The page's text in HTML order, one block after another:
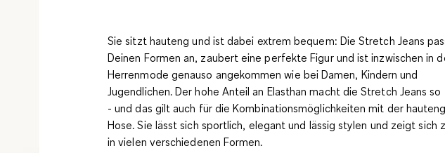
Sie sitzt hauteng und ist dabei extrem bequem: Die Stretch Jeans
Deinen Formen an, zaubert eine perfekte Figur und ist inzwischen in
Herrenmode genauso angekommen wie bei Damen, Kindern und
Jugendlichen. Der hohe Anteil an Elasthan macht die Stretch Jeans so
- und das gilt auch für die Kombinationsmöglichkeiten mit der
Hose. Sie lässt sich sportlich, elegant und lässig stylen und zeigt sich
in vielen verschiedenen Formen.